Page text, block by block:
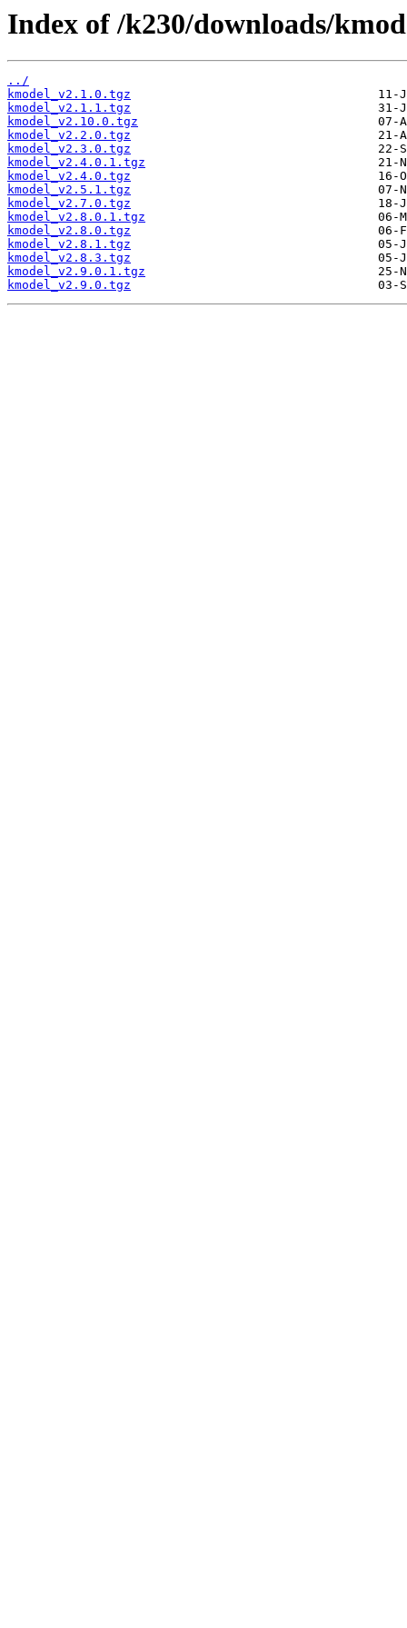
Index of /k230/downloads/
../
kmodel_v2.1.0.tgz
kmodel_v2.1.1.tgz
kmodel_v2.10.0.tgz
kmodel_v2.2.0.tgz
kmodel_v2.3.0.tgz
kmodel_v2.4.0.1.tgz
kmodel_v2.4.0.tgz
kmodel_v2.5.1.tgz
kmodel_v2.7.0.tgz
kmodel_v2.8.0.1.tgz
kmodel_v2.8.0.tgz
kmodel_v2.8.1.tgz
kmodel_v2.8.3.tgz
kmodel_v2.9.0.1.tgz
kmodel_v2.9.0.tgz